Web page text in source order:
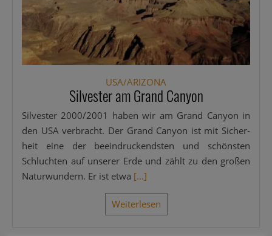
USA/ARIZONA
Silvester am Grand Canyon
Sil­ves­ter 2000/2001 haben wir am Grand Can­yon in
den USA ver­bracht. Der Grand Can­yon ist mit Sicher­
heit eine der beein­dru­ckends­ten und schöns­ten
Schluch­ten auf unse­rer Erde und zählt zu den gro­ßen
Natur­wun­dern. Er ist etwa [...]
Wei­ter­le­sen